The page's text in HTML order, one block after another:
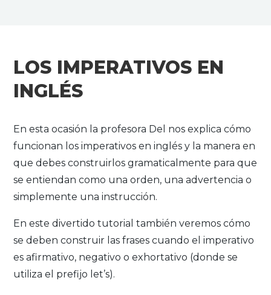
LOS IMPERATIVOS EN
INGLÉS
En esta ocasión la profesora Del nos explica cómo
funcionan los imperativos en inglés y la manera en
que debes construirlos gramaticalmente para que
se entiendan como una orden, una advertencia o
simplemente una instrucción.
En este divertido tutorial también veremos cómo
se deben construir las frases cuando el imperativo
es afirmativo, negativo o exhortativo (donde se
utiliza el prefijo let’s).